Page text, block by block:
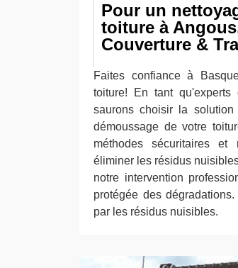
Pour un
toiture à
Couverture &
Faites confiance à
toiture! En tant
saurons choisir la
démoussage de votre
méthodes sécuritaires et
éliminer les résidus
notre intervention
protégée des
par les résidus nuisibles.